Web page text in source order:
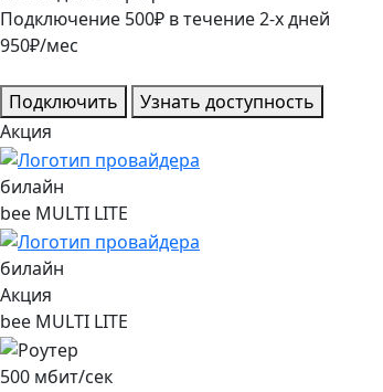
Подключение 500₽ в течение2-х дней
950₽/мес
Подключить
Узнать доступность
Акция
билайн
bee MULTI LITE
билайн
Акция
bee MULTI LITE
500 мбит/сек